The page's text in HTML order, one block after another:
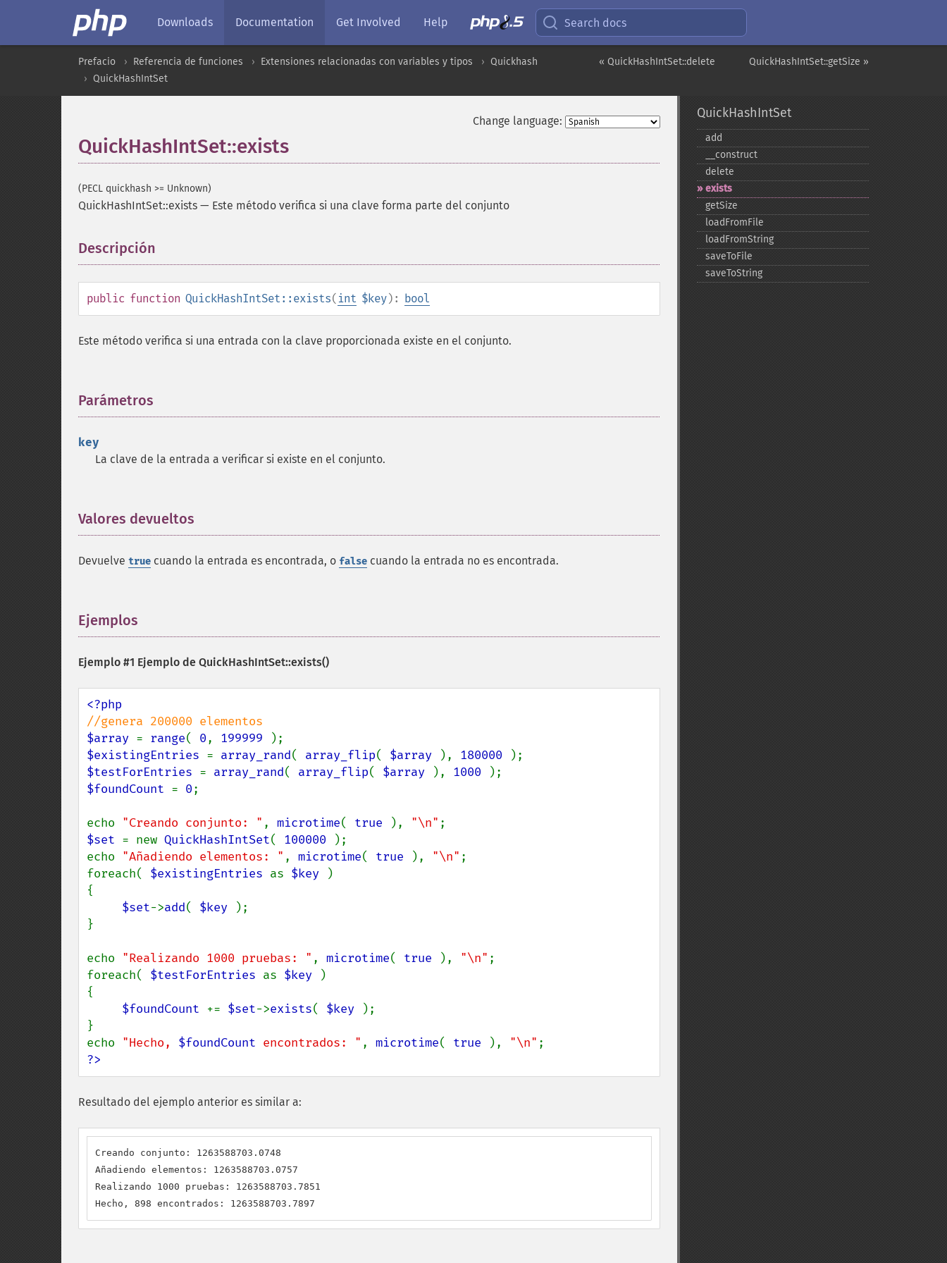
Downloads Documentation Get Involved Help Search docs
QuickHashIntSet::getSize »
« QuickHashIntSet::delete
Prefacio Referencia de funciones Extensiones relacionadas con variables y tipos
Quickhash
QuickHashIntSet
Change language:
QuickHashIntSet::exists
(PECL quickhash >= Unknown)
QuickHashIntSet::exists — Este método verifica si una clave forma parte del conjunto
Descripción
public function QuickHashIntSet::exists( int $key): bool
Este método verifica si una entrada con la clave proporcionada existe en el conjunto.
Parámetros
key
La clave de la entrada a verificar si existe en el conjunto.
Valores devueltos
Devuelve true cuando la entrada es encontrada, o false cuando la entrada no es encontrada.
Ejemplos
Ejemplo #1 Ejemplo de QuickHashIntSet::exists()
$array = range( 0, 199999
$existingEntries = array_rand( array_flip( $array ), 180000
$testForEntries = array_rand( array_flip( $array ), 1000
$foundCount = 0;
echo "Creando conjunto: " , microtime( true ), "\n"
$set = new QuickHashIntSet( 100000
);
echo "Añadiendo elementos: " , microtime( true ), "\n" ;
foreach( $existingEntries as $key
)
{
$set->add( $key
);
}
echo "Realizando 1000 pruebas: " , microtime( true ), "\n" ;
foreach( $testForEntries as $key
)
{
$foundCount += $set->exists( $key
);
}
echo "Hecho, $foundCount encontrados: " , microtime( true ), "\n"
?>
Resultado del ejemplo anterior es similar a:
Creando conjunto: 1263588703.0748
Añadiendo elementos: 1263588703.0757
Realizando 1000 pruebas: 1263588703.7851
Hecho, 898 encontrados: 1263588703.7897
QuickHashIntSet
add
_​_​construct
delete
exists
getSize
loadFromFile
loadFromString
saveToFile
saveToString